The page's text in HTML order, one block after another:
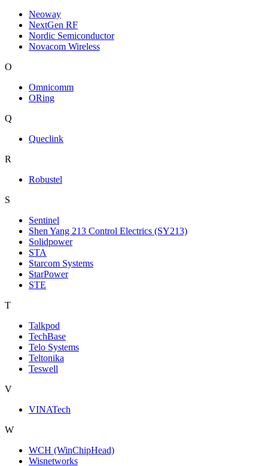
Neoway
NextGen RF
Nordic Semiconductor
Novacom Wireless
O
Omnicomm
ORing
Q
Queclink
R
Robustel
S
Sentinel
Shen Yang 213 Control Electrics (SY213)
Solidpower
STA
Starcom Systems
StarPower
STE
T
Talkpod
TechBase
Telo Systems
Teltonika
Teswell
V
VINATech
W
WCH (WinChipHead)
Wisnetworks